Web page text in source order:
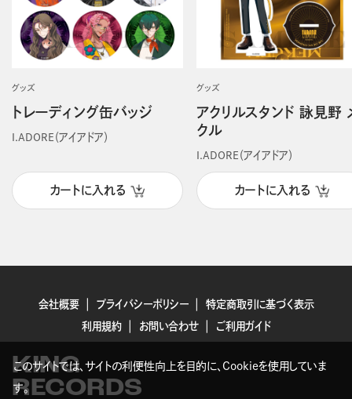
グッズ
トレーディング缶バッジ
I.ADORE（アイアドア）
カートに入れる
グッズ
アクリルスタンド 詠見野
クル
I.ADORE（アイアドア）
カートに入れる
会社概要 プライバシーポリシー
特定商取引に基づく表示
利用規約
お問い合わせ ご利用ガイド
KING
RECORDS
このサイトでは、サイトの利便性向上を目的に、Cookieを使用していま
す。